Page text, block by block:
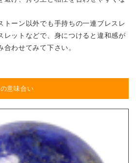
トーン以外でも手持ちの一連ブレスレ
レットなどで、身につけると違和感が
わせてみて下さい。
意味合い